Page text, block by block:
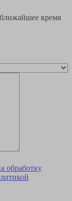
время
обработку